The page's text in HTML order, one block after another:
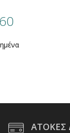
είναι:
ΑΤΟΚΕΣ